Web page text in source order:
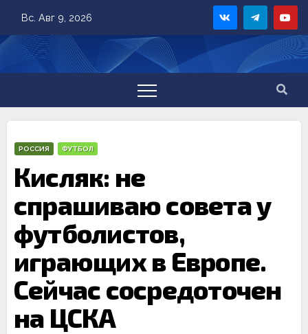
content
Вс. Авг 9, 2026
РОССИЯ ФУТБОЛ
Кисляк: не
спрашиваю совета у
футболистов,
играющих в Европе.
Сейчас сосредоточен
на ЦСКА